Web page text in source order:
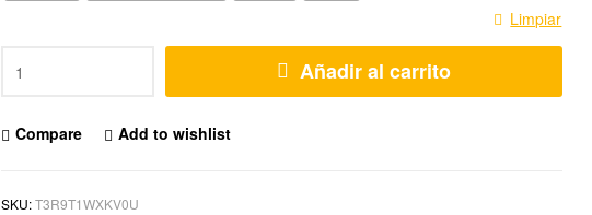
Limpiar
Añadir al carrito
Compare Add to wishlist
SKU:T3R9T1WXKV0U